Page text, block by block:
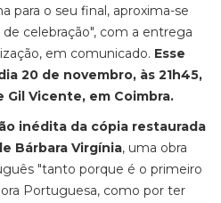
para o seu final, aproxima-se
celebração", com a entrega
em comunicado. Esse
20 de novembro, às 21h45,
Vicente, em Coimbra.
inédita da cópia restaurada
Bárbara Virgínia, uma obra
"tanto porque é o primeiro
Portuguesa, como por ter